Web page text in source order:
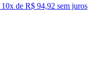
10x de R$ 94,92 sem juros